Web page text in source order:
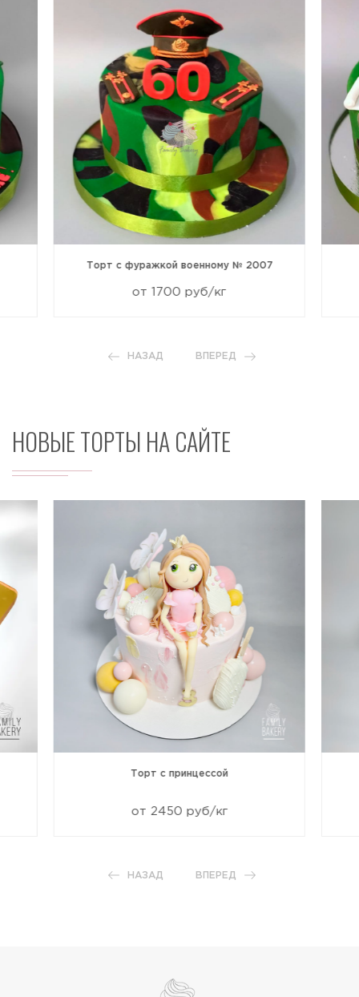
Торт с фуражкой военному № 2007
от 1700 руб/кг
НАЗАД ВПЕРЕД
НОВЫЕ ТОРТЫ НА САЙТЕ
Торт с принцессой
от 2450 руб/кг
НАЗАД ВПЕРЕД